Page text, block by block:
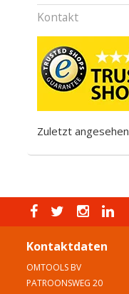
Kontakt
Zuletzt angesehen
Kontaktdaten
OMTOOLS BV
PATROONSWEG 20